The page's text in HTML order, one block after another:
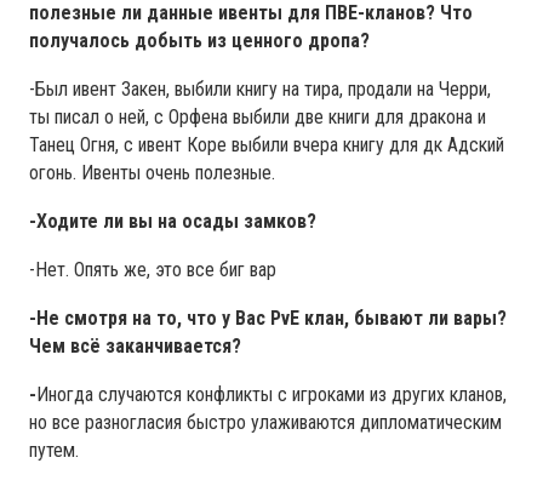
полезные ли данные ивенты для ПВЕ-кланов? Что
получалось добыть из ценного дропа?
-Был ивент Закен, выбили книгу на тира, продали на Черри,
ты писал о ней, с Орфена выбили две книги для дракона и
Танец Огня, с ивент Коре выбили вчера книгу для дк Адский
огонь. Ивенты очень полезные.
-Ходите ли вы на осады замков?
-Нет. Опять же, это все биг вар
-Не смотря на то, что у Вас PvE клан, бывают ли вары?
Чем всё заканчивается?
- Иногда случаются конфликты с игроками из других кланов,
но все разногласия быстро улаживаются дипломатическим
путем.